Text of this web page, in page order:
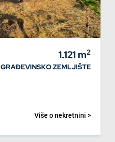
1.121 m2
GRAĐEVINSKO ZEMLJIŠTE
Više o nekretnini >